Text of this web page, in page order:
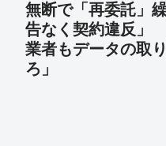
無断で「再委託」
告なく契約違反」
業者もデータの取
ろ」